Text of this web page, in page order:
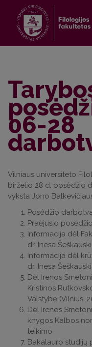
06-28
Vilniaus universiteto
birželio 28 d. posėdžio
vyksta Jono
Posėdžio
Praėjusio
Informacija dėl
dr. Inesa
Informacija dėl
dr. Inesa
Dėl Irenos
Kristinos
Valstybė (Vilnius,
Dėl Irenos
knygos Kalbos
teikimo
Bakalauro studijų